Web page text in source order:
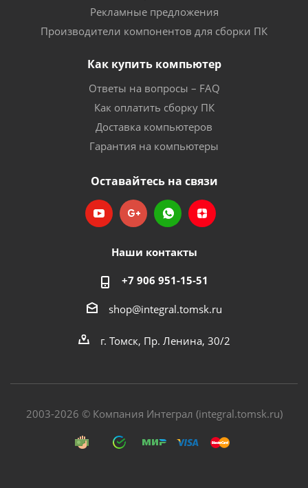
Рекламные предложения
Производители компонентов для сборки ПК
Как купить компьютер
Ответы на вопросы – FAQ
Как оплатить сборку ПК
Доставка компьютеров
Гарантия на компьютеры
Оставайтесь на связи
Наши контакты
+7 906 951-15-51
shop@integral.tomsk.ru
г. Томск, Пр. Ленина, 30/2
2003-2026 © Компания Интеграл (integral.tomsk.ru)